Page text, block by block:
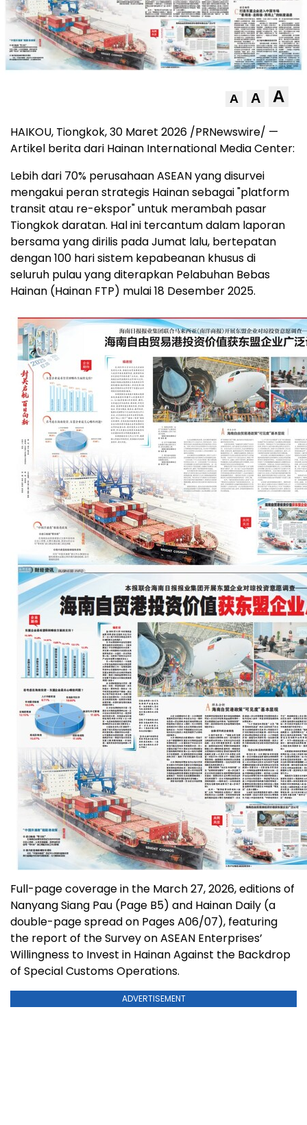
A A A
HAIKOU, Tiongkok,30 Maret 2026 /PRNewswire/ —
Artikel berita dari Hainan International Media Center:
Lebih dari 70% perusahaan ASEAN yang disurvei
mengakui peran strategis Hainan sebagai "platform
transit atau re-ekspor" untuk merambah pasar
Tiongkok daratan. Hal ini tercantum dalam laporan
bersama yang dirilis pada Jumat lalu, bertepatan
dengan 100 hari sistem kepabeanan khusus di
seluruh pulau yang diterapkan Pelabuhan Bebas
Hainan (Hainan FTP) mulai 18 Desember 2025.
Full-page coverage in the March 27, 2026, editions of
Nanyang Siang Pau (Page B5) and Hainan Daily (a
double-page spread on Pages A06/07), featuring
the report of the Survey on ASEAN Enterprises’
Willingness to Invest in Hainan Against the Backdrop
of Special Customs Operations.
ADVERTISEMENT